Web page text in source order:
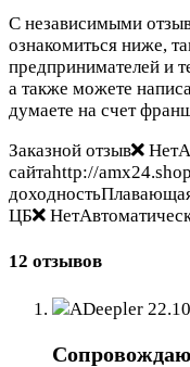
С независимыми
ознакомиться ниже,
предпринимателей и
а также можете
думаете на счет
Заказной отзыв
сайтаhttp://
ЦБ
12 отзывов
ADeepler